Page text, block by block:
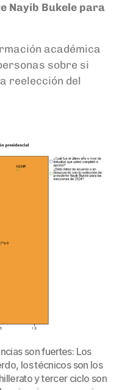
Nayib Bukele para
académica
sobre si
reelección del
son fuertes: Los
los técnicos son los
y tercer ciclo son